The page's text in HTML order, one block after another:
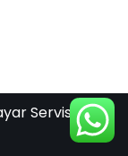
Servis